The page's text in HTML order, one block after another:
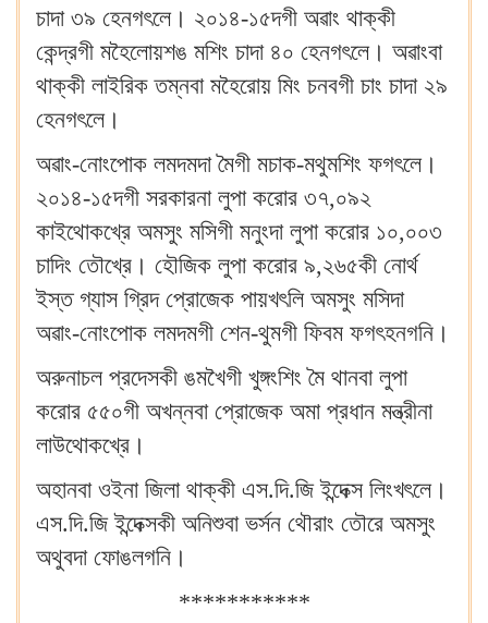
চাদা ৩৯ হেনগৎলে। ২০১৪-১৫দগী অৱাং থাক্কী
কেন্দ্রগী মহৈলোয়শঙ মশিং চাদা ৪০ হেনগৎলে। অৱাংবা
থাক্কী লাইরিক তম্নবা মহৈরোয় মিং চনবগী চাং চাদা ২৯
হেনগৎলে।
অৱাং-নোংপোক লমদমদা মৈগী মচাক-মথুমশিং ফগৎলে।
২০১৪-১৫দগী সরকারনা লুপা করোর ৩৭,০৯২
কাইথোকখ্রে অমসুং মসিগী মনুংদা লুপা করোর ১০,০০৩
চাদিং তৌখ্রে। হৌজিক লুপা করোর ৯,২৬৫কী নোর্থ
ইস্ত গ্যাস গ্রিদ প্রোজেক পায়খৎলি অমসুং মসিদা
অৱাং-নোংপোক লমদমগী শেন-থুমগী ফিবম ফগৎহনগনি।
অরুনাচল প্রদেসকী ঙমখৈগী খুঙ্গংশিং মৈ থানবা লুপা
করোর ৫৫০গী অখন্নবা প্রোজেক অমা প্রধান মন্ত্রীনা
লাউথোকখ্রে।
অহানবা ওইনা জিলা থাক্কী এস.দি.জি ইন্দেক্স লিংখৎলে।
এস.দি.জি ইন্দেক্সকী অনিশুবা ভর্সন থৌরাং তৌরে অমসুং
অথুবদা ফোঙলগনি।
***********